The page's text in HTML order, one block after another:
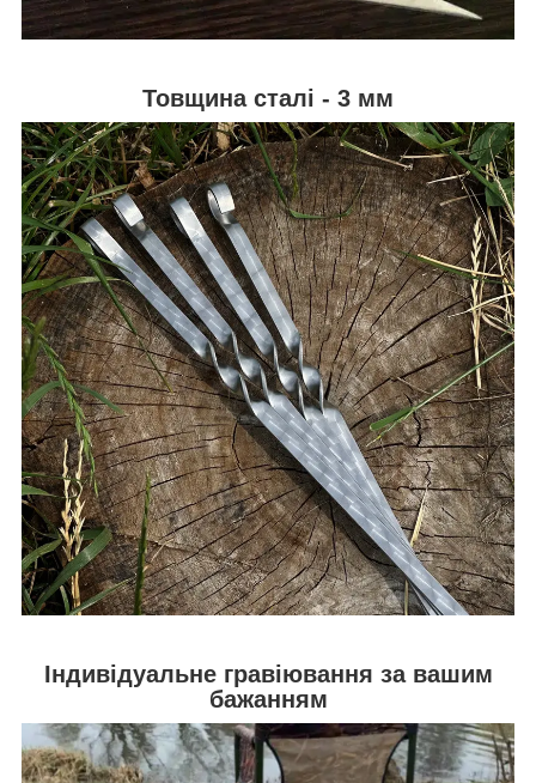
Товщина сталі - 3 мм
Індивідуальне гравіювання за вашим
бажанням